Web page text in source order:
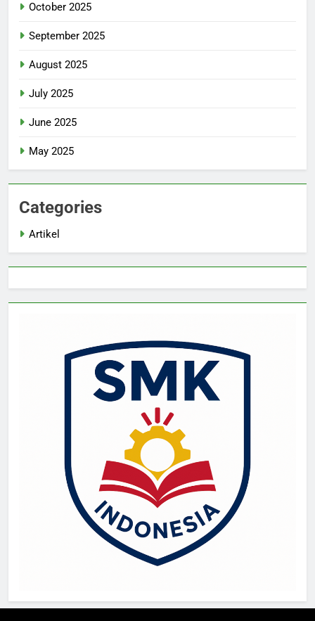
October 2025
September 2025
August 2025
July 2025
June 2025
May 2025
Categories
Artikel